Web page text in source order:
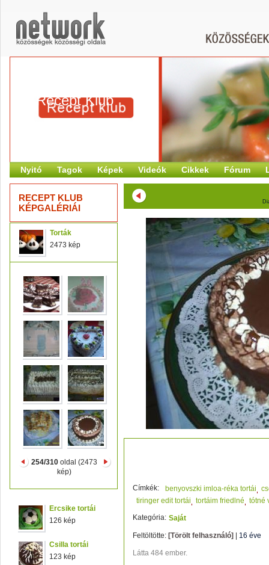
Recept Klub
Nyitó Tagok Képek Videók Cikkek Fórum
RECEPT KLUB
KÉPGALÉRIÁI
Torták
2473 kép
254/310 oldal (2473
kép)
Ercsike tortái
126 kép
Csilla tortái
123 kép
Címkék: benyovszki imloa-réka tortái
tiringer edit tortái
tortáim friedlné
tótné
Kategória: Saját
Feltöltötte: [Törölt felhasználó] 16 éve
Látta 484 ember.